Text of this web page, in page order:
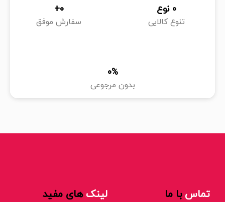
تنوع کالایی
0 نوع
سفارش موفق
0
+
بدون مرجوعی
%
0
تماسبا ما لینک های مفید